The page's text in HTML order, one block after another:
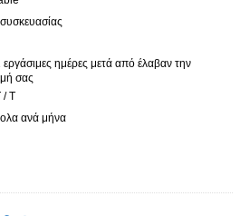
εργάσιμες ημέρες μετά από έλαβαν την
σας
/ T
ανά μήνα